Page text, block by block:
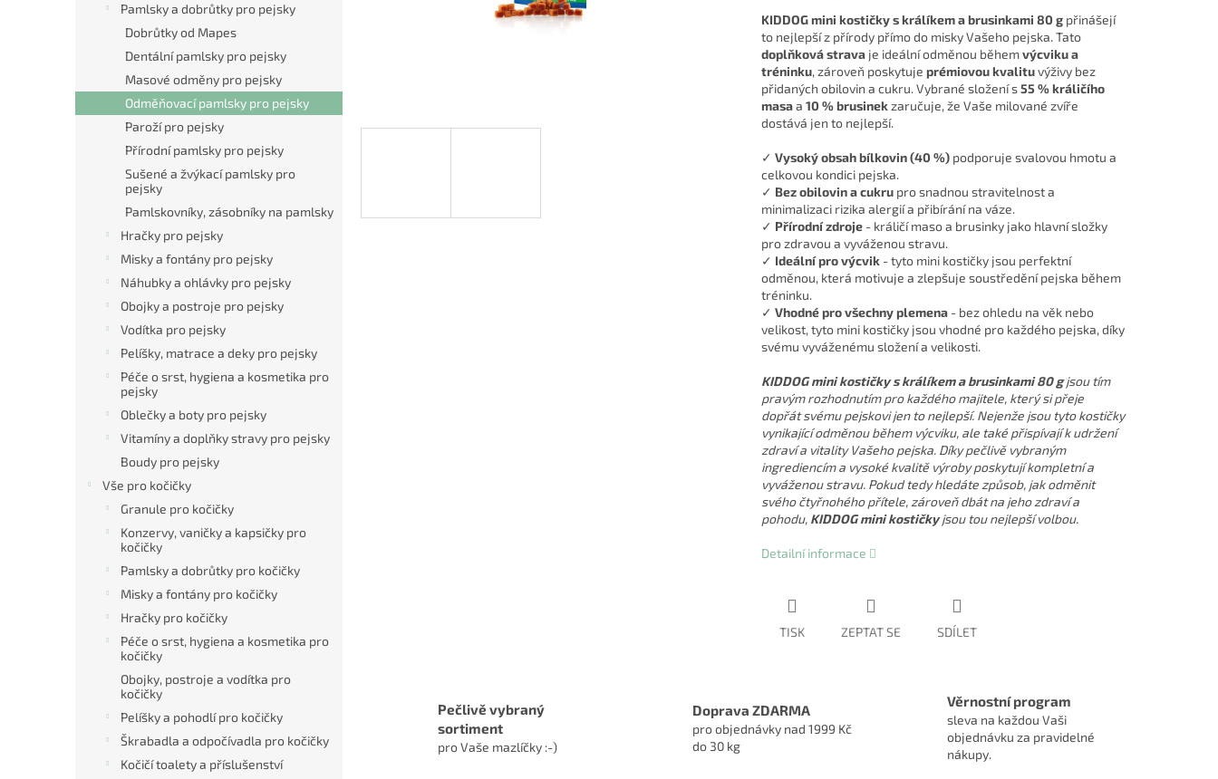
Pamlsky a dobrůtky pro pejsky
Dobrůtky od Mapes
Dentální pamlsky pro pejsky
Masové odměny pro pejsky
Odměňovací pamlsky pro pejsky
Paroží pro pejsky
Přírodní pamlsky pro pejsky
Sušené a žvýkací pamlsky pro
pejsky
Pamlskovníky, zásobníky na pamlsky
Hračky pro pejsky
Misky a fontány pro pejsky
Náhubky a ohlávky pro pejsky
Obojky a postroje pro pejsky
Vodítka pro pejsky
Pelíšky, matrace a deky pro pejsky
Péče o srst, hygiena a kosmetika pro
pejsky
Oblečky a boty pro pejsky
Vitamíny a doplňky stravy pro pejsky
Boudy pro pejsky
Vše pro kočičky
Granule pro kočičky
Konzervy, vaničky a kapsičky pro
kočičky
Pamlsky a dobrůtky pro kočičky
Misky a fontány pro kočičky
Hračky pro kočičky
Péče o srst, hygiena a kosmetika pro
kočičky
Obojky, postroje a vodítka pro
kočičky
Pelíšky a pohodlí pro kočičky
Škrabadla a odpočívadla pro kočičky
Kočičí toalety a příslušenství
KIDDOG mini kostičky s králíkem a brusinkami 80 gpřinášejí
to nejlepší z přírody přímo do misky Vašeho pejska. Tato
doplňková stravaje ideální odměnou běhemvýcviku a
tréninku, zároveň poskytuje prémiovou kvalituvýživy bez
přidaných obilovin a cukru. Vybrané složení s55 % králičího
masaa 10 % brusinekzaručuje, že Vaše milované zvíře
dostává jen to nejlepší.
✓ Vysoký obsah bílkovin (40 %)podporuje svalovou hmotu a
celkovou kondici pejska.
✓ Bez obilovin a cukrupro snadnou stravitelnost a
minimalizaci rizika alergií a přibírání na váze.
✓ Přírodní zdroje- králičí maso a brusinky jako hlavní složky
pro zdravou a vyváženou stravu.
✓ Ideální pro výcvik- tyto mini kostičky jsou perfektní
odměnou, která motivuje a zlepšuje soustředění pejska během
tréninku.
✓ Vhodné pro všechny plemena- bez ohledu na věk nebo
velikost, tyto mini kostičky jsou vhodné pro každého pejska, díky
svému vyváženému složení a velikosti.
KIDDOG mini kostičky s králíkem a brusinkami 80 gjsou tím
pravým rozhodnutím pro každého majitele, který si přeje
dopřát svému pejskovi jen to nejlepší. Nejenže jsou tyto kostičky
vynikající odměnou během výcviku, ale také přispívají k udržení
zdraví a vitality Vašeho pejska. Díky pečlivě vybraným
ingrediencím a vysoké kvalitě výroby poskytují kompletní a
vyváženou stravu. Pokud tedy hledáte způsob, jak odměnit
svého čtyřnohého přítele, zároveň dbát na jeho zdraví a
pohodu, KIDDOG mini kostičkyjsou tou nejlepší volbou.
Detailní informace
TISK ZEPTAT SE SDÍLET
Pečlivě vybraný
sortiment
pro Vaše mazlíčky :-)
Doprava ZDARMA
pro objednávky nad 1999 Kč
do 30 kg
Věrnostní program
sleva na každou Vaši
objednávku za pravidelné
nákupy.